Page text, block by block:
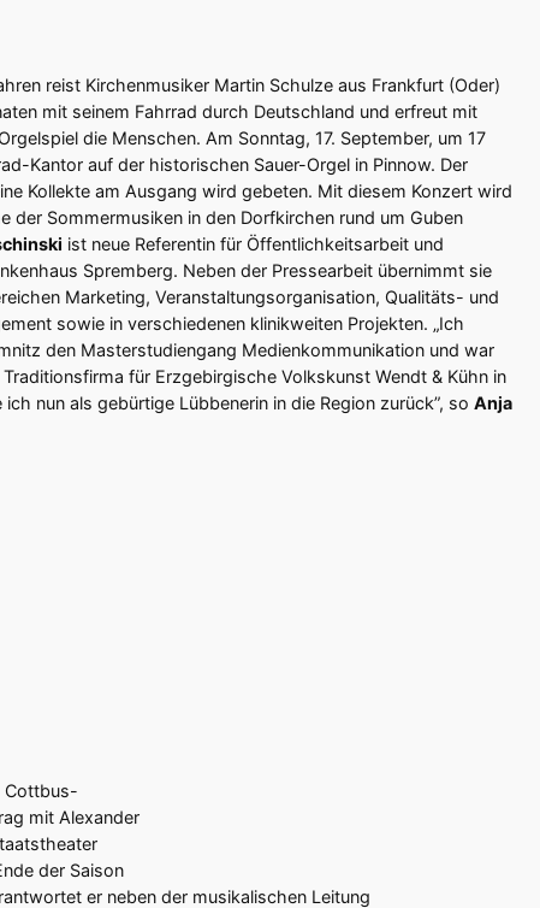
reist Kirchenmusiker Martin Schulze aus Frankfurt (Oder)
mit seinem Fahrrad durch Deutschland und erfreut mit
die Menschen. Am Sonntag, 17. September, um 17
Kantor auf der historischen Sauer-Orgel in Pinnow. Der
Kollekte am Ausgang wird gebeten. Mit diesem Konzert wird
der Sommermusiken in den Dorfkirchen rund um Guben
ist neue Referentin für Öffentlichkeitsarbeit und
Spremberg. Neben der Pressearbeit übernimmt sie
Marketing, Veranstaltungsorganisation, Qualitäts- und
sowie in verschiedenen klinikweiten Projekten. „Ich
den Masterstudiengang Medienkommunikation und war
für Erzgebirgische Volkskunst Wendt & Kühn in
nun als gebürtige Lübbenerin in die Region zurück”, soAnja
Cottbus-
mit Alexander
der Saison
er neben der musikalischen Leitung